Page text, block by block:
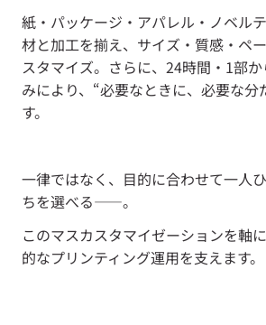
紙・パッケージ・アパレル・ノベル
材と加工を揃え、サイズ・質感・ペ
スタマイズ。さらに、24時間・1部
みにより、“必要なときに、必要な分
す。
一律ではなく、目的に合わせて一人
ちを選べる――。
このマスカスタマイゼーションを軸
的なプリンティング運用を支えます。